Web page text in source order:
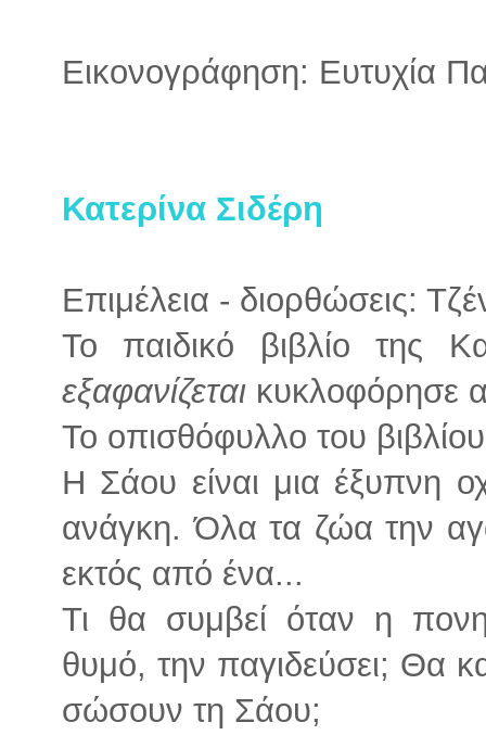
Εικονογράφηση: Ευτυχία
Κατερίνα Σιδέρη
Επιμέλεια - διορθώσεις:
Το παιδικό βιβλίο της
εξαφανίζεται κυκλοφόρησε
Το οπισθόφυλλο του
Η Σάου είναι μια έξυπνη
ανάγκη. Όλα τα ζώα την
εκτός από ένα...
Τι θα συμβεί όταν η
θυμό, την παγιδεύσει; Θα
σώσουν τη Σάου;